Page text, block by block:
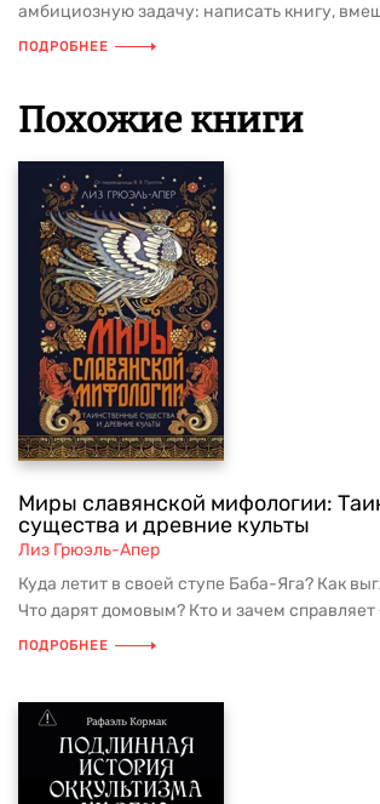
амбициозную задачу: написать книгу,
ПОДРОБНЕЕ
Похожие книги
Миры славянской мифологии:
существа и древние культы
Лиз Грюэль-Апер
Куда летит в своей ступе Баба-Яга? Как
Что дарят домовым? Кто и зачем справляет
ПОДРОБНЕЕ